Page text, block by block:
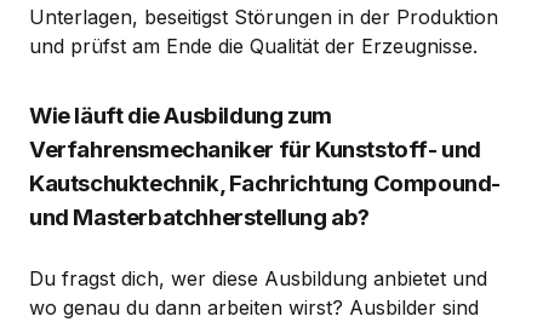
Unterlagen, beseitigst Störungen in der Produktion
und prüfst am Ende die Qualität der Erzeugnisse.
Wie läuft die Ausbildung zum
Verfahrensmechaniker für Kunststoff- und
Kautschuktechnik, Fachrichtung Compound-
und Masterbatchherstellung ab?
Du fragst dich, wer diese Ausbildung anbietet und
wo genau du dann arbeiten wirst? Ausbilder sind